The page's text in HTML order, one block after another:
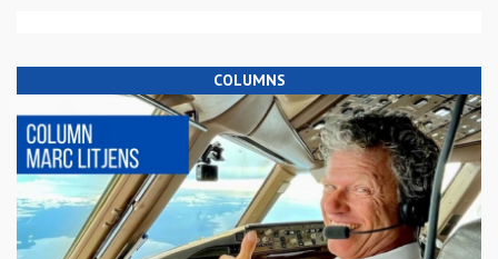
COLUMNS